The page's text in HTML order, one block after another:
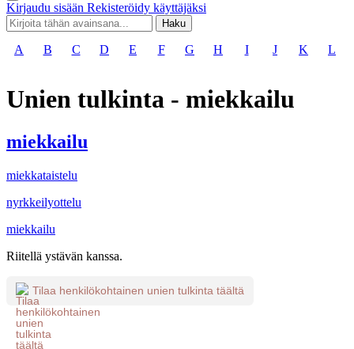
Kirjaudu sisään Rekisteröidy käyttäjäksi
Haku
A B C D E F G H I J K L
Unien tulkinta - miekkailu
miekkailu
miekkataistelu
nyrkkeilyottelu
miekkailu
Riitellä ystävän kanssa.
Tilaa henkilökohtainen unien tulkinta täältä